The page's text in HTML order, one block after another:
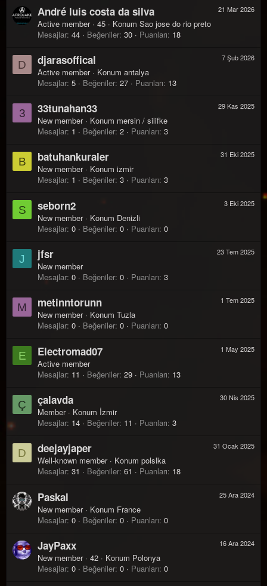
21 Mar 2026
André luis costa da silva
Active member · 45 · Konum Sao jose do rio preto
Mesajlar 44 Beğeniler 30 Puanları 18
D
7 Şub 2026
djarasoffical
Active member · Konum antalya
Mesajlar 5 Beğeniler 27 Puanları 13
3
29 Kas 2025
33tunahan33
New member · Konum mersin / silifke
Mesajlar 1 Beğeniler 2 Puanları 3
B
31 Eki 2025
batuhankuraler
New member · Konum izmir
Mesajlar 1 Beğeniler 3 Puanları 3
S
3 Eki 2025
seborn2
New member · Konum Denizli
Mesajlar 0 Beğeniler 0 Puanları 0
J
23 Tem 2025
jfsr
New member
Mesajlar 0 Beğeniler 0 Puanları 3
M
1 Tem 2025
metinntorunn
New member · Konum Tuzla
Mesajlar 0 Beğeniler 0 Puanları 0
E
1 May 2025
Electromad07
Active member
Mesajlar 11 Beğeniler 29 Puanları 13
Ç
30 Nis 2025
çalavda
Member · Konum İzmir
Mesajlar 14 Beğeniler 11 Puanları 3
D
31 Ocak 2025
deejayjaper
Well-known member · Konum polslka
Mesajlar 31 Beğeniler 61 Puanları 18
25 Ara 2024
Paskal
New member · Konum France
Mesajlar 0 Beğeniler 0 Puanları 0
16 Ara 2024
JayPaxx
New member · 42 · Konum Polonya
Mesajlar 0 Beğeniler 0 Puanları 0